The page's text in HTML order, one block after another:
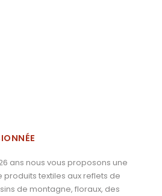
ans nous vous proposons une
textiles aux reflets de
de montagne, floraux, des